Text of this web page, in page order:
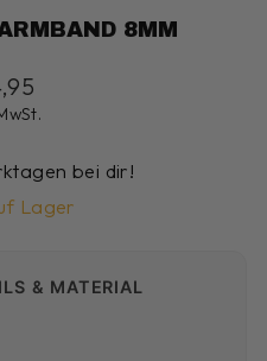
8MM
bei dir!
Lager
& MATERIAL